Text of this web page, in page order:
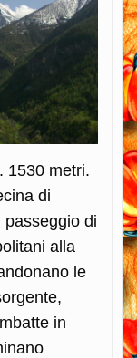
1530 metri.
di
di
alla
le
in